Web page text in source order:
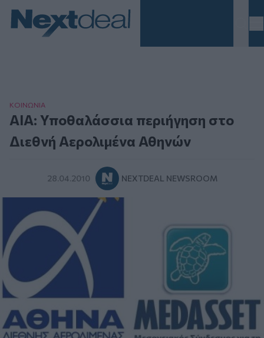
ΚΟΙΝΩΝΙΑ
ΑΙΑ: Υποθαλάσσια περιήγηση στο
Διεθνή Αερολιμένα Αθηνών
28.04.2010 NEXTDEAL NEWSROOM